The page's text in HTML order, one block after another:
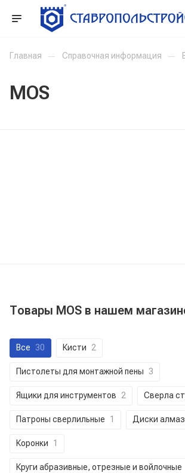
Главная — Справочная информация —
MOS
Товары MOS в нашем
Все 30 Кисти 2
Пистолеты для монтажной пены 3
Ящики для инструментов 2 Сверла
Патроны сверлильные 1 Диски
Коронки 1
Круги абразивные, отрезные и войлочные